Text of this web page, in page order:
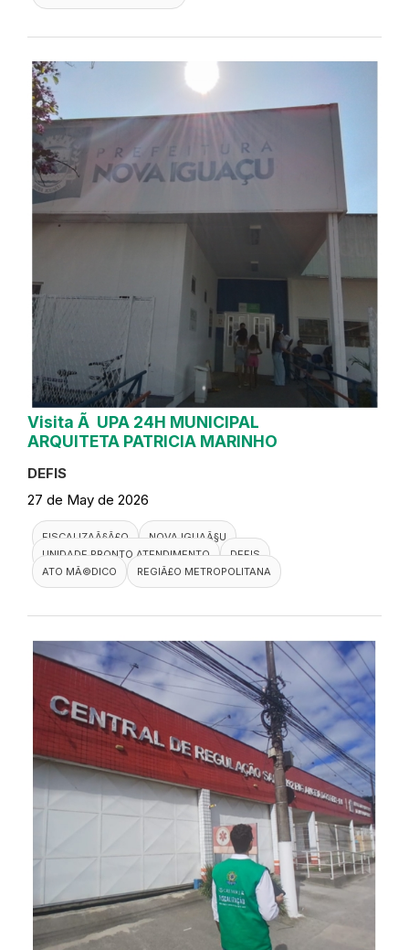
Visita Ã UPA 24H MUNICIPAL
ARQUITETA PATRICIA MARINHO
DEFIS
27 de May de 2026
FISCALIZAÃ§Ã£O
NOVA IGUAÃ§U
UNIDADE PRONTO ATENDIMENTO
DEFIS
ATO MÃ©DICO
REGIÃ£O METROPOLITANA